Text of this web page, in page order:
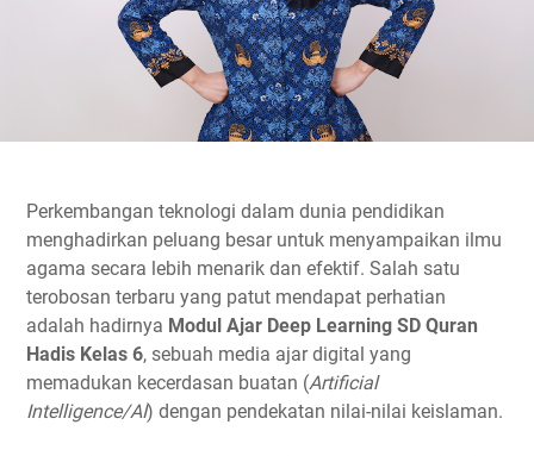
Perkembangan teknologi dalam dunia pendidikan
menghadirkan peluang besar untuk menyampaikan ilmu
agama secara lebih menarik dan efektif. Salah satu
terobosan terbaru yang patut mendapat perhatian
adalah hadirnya Modul Ajar Deep Learning SD Quran
Hadis Kelas 6, sebuah media ajar digital yang
memadukan kecerdasan buatan (Artificial
Intelligence/AI) dengan pendekatan nilai-nilai keislaman.